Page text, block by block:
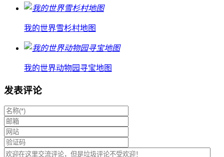
我的世界雪杉村地图
我的世界动物园寻宝地图
发表评论